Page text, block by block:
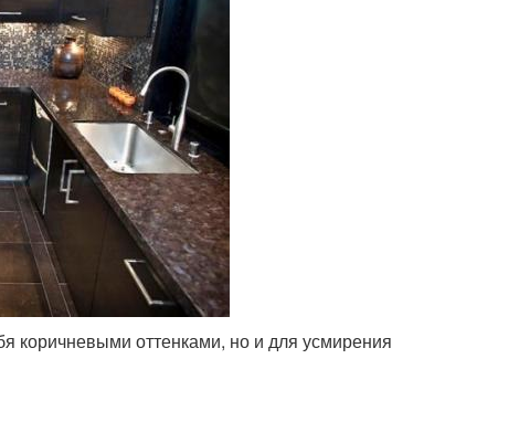
коричневыми оттенками, но и для усмирения